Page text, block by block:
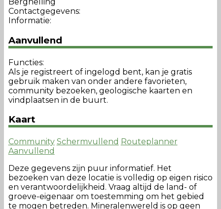
Contactgegevens:
Informatie:
Aanvullend
Functies:
Als je registreert of ingelogd bent, kan je gratis
gebruik maken van onder andere favorieten,
community bezoeken, geologische kaarten en
vindplaatsen in de buurt.
Kaart
Community Schermvullend Routeplanner
Aanvullend
Deze gegevens zijn puur informatief. Het
bezoeken van deze locatie is volledig op eigen risico
en verantwoordelijkheid. Vraag altijd de land- of
groeve-eigenaar om toestemming om het gebied
te mogen betreden. Mineralenwereld is op geen